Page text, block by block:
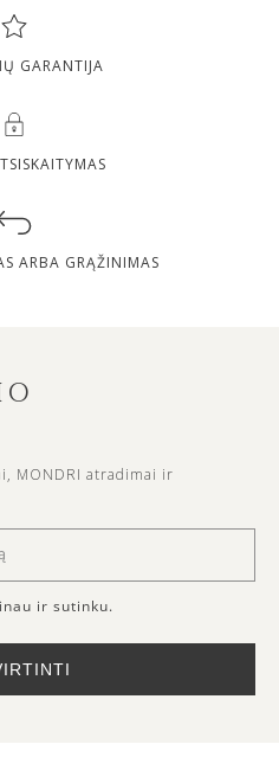
GARANTIJA
ARBA GRĄŽINIMAS
MONDRI atradimai ir
ir sutinku.